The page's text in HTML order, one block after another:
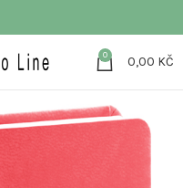
0 0,00 KČ